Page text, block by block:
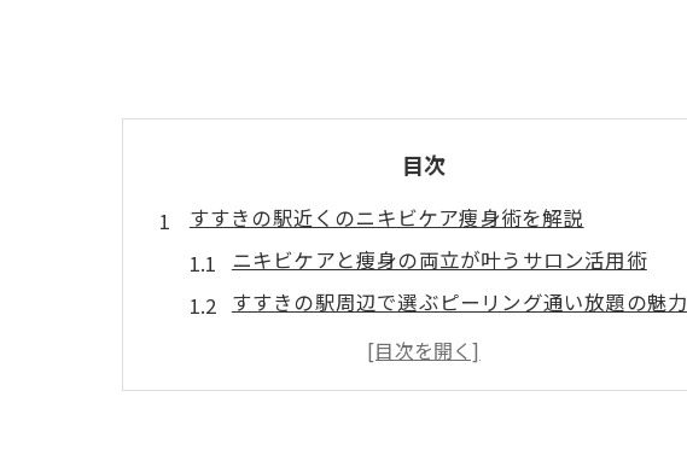
目次
すすきの駅近くのニキビケア痩身術を解説
ニキビケアと痩身の両立が叶うサロン活用術
すすきの駅周辺で選ぶピーリング通い放題の魅力
北海道札幌市で注目のニキビケア施術ポイント
ピーリングと痩身で肌質改善を目指す方法